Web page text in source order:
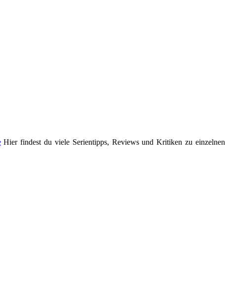
Hier findest du viele Serientipps, Reviews und Kritiken zu einzelnen